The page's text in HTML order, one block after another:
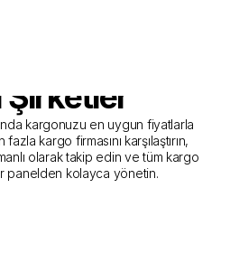
Kargo
Sunan
Şirketler
kargonuzu en uygun fiyatlarla
kargo firmasını karşılaştırın,
olarak takip edin ve tüm kargo
panelden kolayca yönetin.